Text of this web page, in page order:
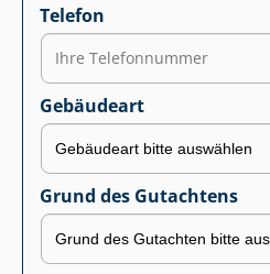
Telefon
Gebäudeart
Grund des Gutachtens